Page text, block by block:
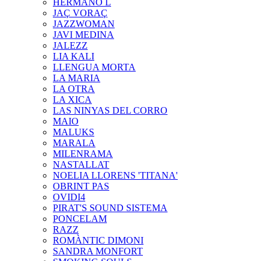
HERMANO L
JAÇ VORAÇ
JAZZWOMAN
JAVI MEDINA
JALEZZ
LIA KALI
LLENGUA MORTA
LA MARIA
LA OTRA
LA XICA
LAS NINYAS DEL CORRO
MAIO
MALUKS
MARALA
MILENRAMA
NASTALLAT
NOELIA LLORENS 'TITANA'
OBRINT PAS
OVIDI4
PIRAT'S SOUND SISTEMA
PONCELAM
RAZZ
ROMÀNTIC DIMONI
SANDRA MONFORT